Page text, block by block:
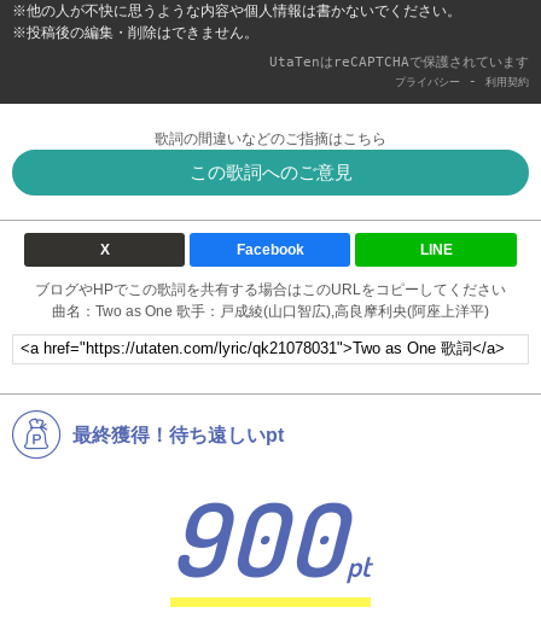
※他の人が不快に思うような内容や個人情報は書かないでください。
※投稿後の編集・削除はできません。
UtaTenはreCAPTCHAで保護されています
プライバシー - 利用契約
歌詞の間違いなどのご指摘はこちら
この歌詞へのご意見
X Facebook LINE
ブログやHPでこの歌詞を共有する場合はこのURLをコピーしてください
曲名：Two as One 歌手：戸成綾(山口智広),高良摩利央(阿座上洋平)
最終獲得！待ち遠しいpt
900pt